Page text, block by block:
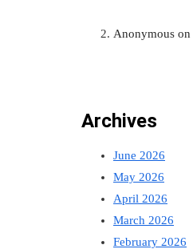
Anonymous on
Archives
June 2026
May 2026
April 2026
March 2026
February 2026